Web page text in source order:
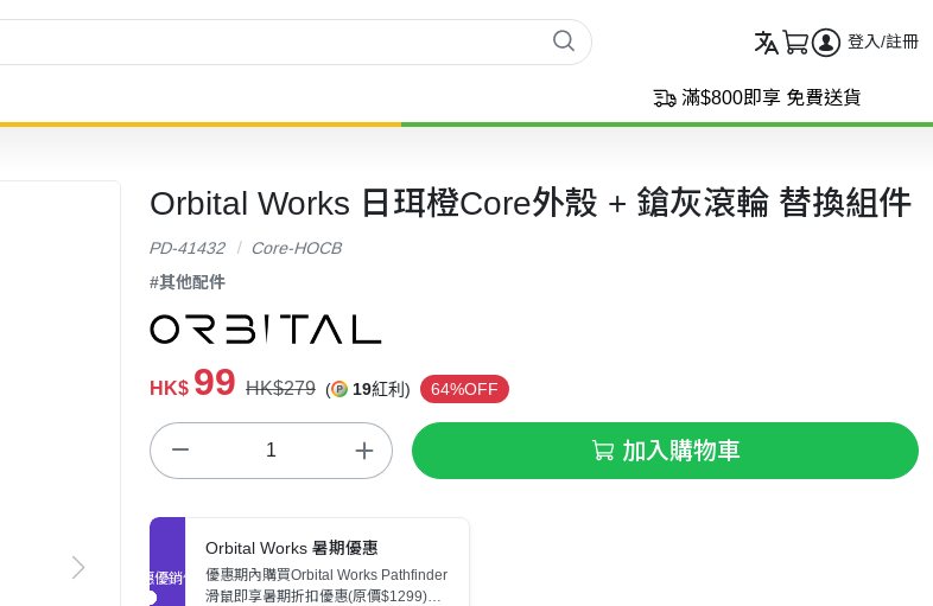
登入/註冊
滿$800即享 免費送貨
Orbital Works 日珥橙Core外殼 + 鎗灰滾輪 替換組件
PD-41432
Core-HOCB
#其他配件
HK$ 99 HK$279 ( 19紅利) 64%OFF
加入購物車
促銷優惠
Orbital Works 暑期優惠
優惠期內購買Orbital Works Pathfinder
滑鼠即享暑期折扣優惠(原價$1299)，